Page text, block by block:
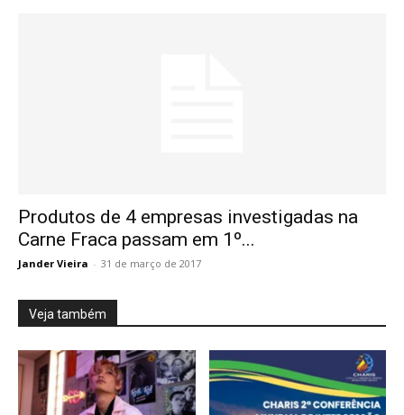
Produtos de 4 empresas investigadas na
Carne Fraca passam em 1º...
Jander Vieira - 31 de março de 2017
Veja também